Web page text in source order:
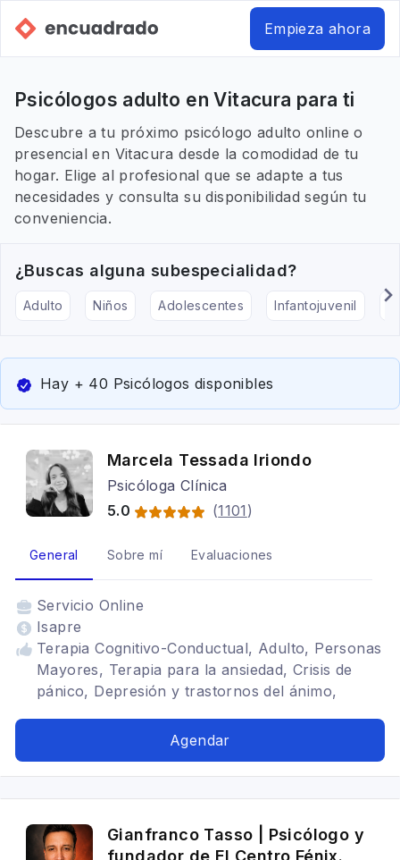
Empieza ahora
Psicólogos adulto en Vitacura para ti
Descubre a tu próximo psicólogo adulto online o
presencial en Vitacura desde la comodidad de tu
hogar. Elige al profesional que se adapte a tus
necesidades y consulta su disponibilidad según tu
conveniencia.
¿Buscas alguna subespecialidad?
Adulto Niños Adolescentes Infantojuvenil
Hay + 40 Psicólogos disponibles
Marcela Tessada Iriondo
Psicóloga Clínica
5.0
(1101 )
General Sobre mí Evaluaciones
Servicio Online
Isapre
Terapia Cognitivo-Conductual, Adulto, Personas
Mayores, Terapia para la ansiedad, Crisis de
pánico, Depresión y trastornos del ánimo,
Autoestima, Límites, Duelo, Duelo migratorio,
postraumático (TEPT), Habilidades sociales
Agendar
Gianfranco Tasso | Psicólogo y
fundador de El Centro Fénix.